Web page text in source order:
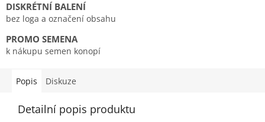
DISKRÉTNÍ BALENÍ
bez loga a označení obsahu
PROMO SEMENA
k nákupu semen konopí
Popis Diskuze
Detailní popis produktu